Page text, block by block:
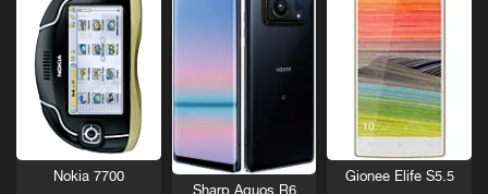
Gionee Elife S5.5
Nokia 7700